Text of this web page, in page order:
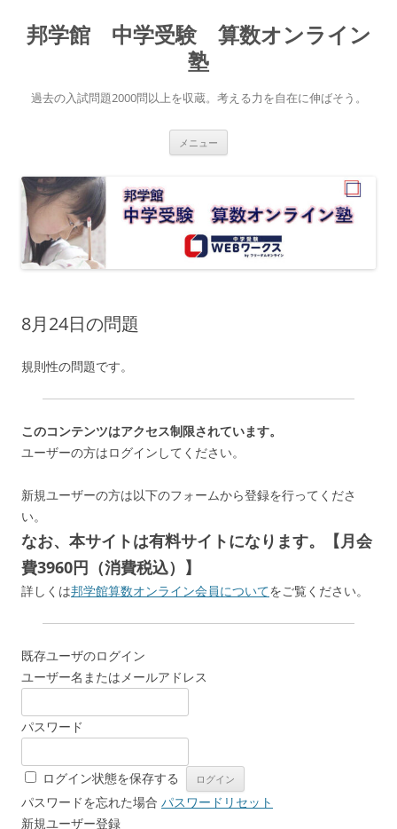
テ
ン
キ
ッ
邦学館 中学受験 算数オンライン
塾
過去の入試問題2000問以上を収蔵。考える力を自在に伸ばそう。
メニュー
8月24日の問題
規則性の問題です。
このコンテンツはアクセス制限されています。
ユーザーの方はログインしてください。
新規ユーザーの方は以下のフォームから登録を行ってくださ
い。
なお、本サイトは有料サイトになります。【月会
費3960円（消費税込）】
詳しくは邦学館算数オンライン会員についてをご覧ください。
既存ユーザのログイン
ユーザー名またはメールアドレス
パスワード
ログイン状態を保存する
パスワードを忘れた場合 パスワードリセット
新規ユーザー登録